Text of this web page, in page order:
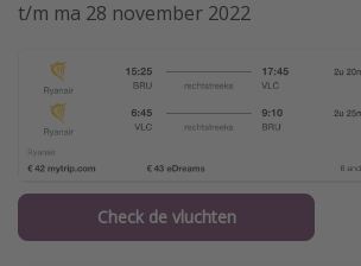
t/m ma 28 november 2022
Check de vluchten